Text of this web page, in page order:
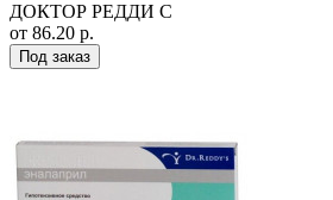
ДОКТОР РЕДДИ С
от 86.20 р.
Под заказ